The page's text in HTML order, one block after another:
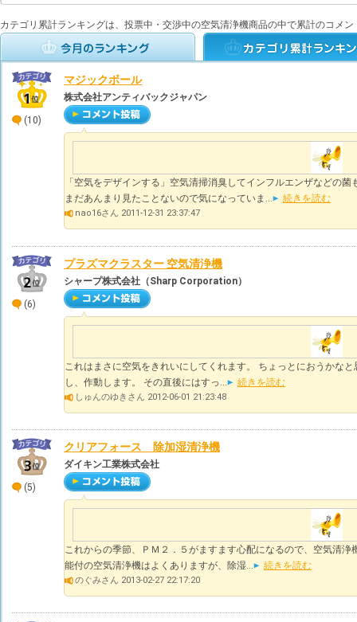
カテゴリ累計ランキングは、投票中・交渉中の空気清浄機商品の中で累計のコメ
(10)
マジックボール
株式会社アンティバックジャパン
「空気をデザインする」空気清掃消臭してインフルエンザなどの
まだあんまり見たことないので気になっていま...
続きを読む
nao16さん 2011-12-31 23:37:47
(6)
プラズマクラスター 空気清浄機
シャープ株式会社（Sharp Corporation）
これはまさに空気をきれいにしてくれます。 ちょっとにおうかな
し、作動します。 その直後にはすっ...
続きを読む
しゅんのゆきさん 2012-06-01 21:23:48
(5)
クリアフォース 除加湿清浄機
ダイキン工業株式会社
これからの季節、ＰＭ２．５がますます心配になるので、空気清
能付の空気清浄機はよくありますが、除湿...
続きを読む
のぐみさん 2013-02-27 22:17:20